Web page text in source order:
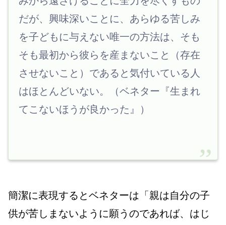
だが、興味深いことに、あらゆる苦しみ
を子どもに与えない唯一の方法は、そも
そも最初から彼らを産まないこと（存在
させないこと）であると気付いている人
はほとんどいない。（ベネター『生まれ
てこないほうが良かった』）
簡潔に表現するとベネターは「親は自分の子
供が苦しまないように願うのであれば、はじ